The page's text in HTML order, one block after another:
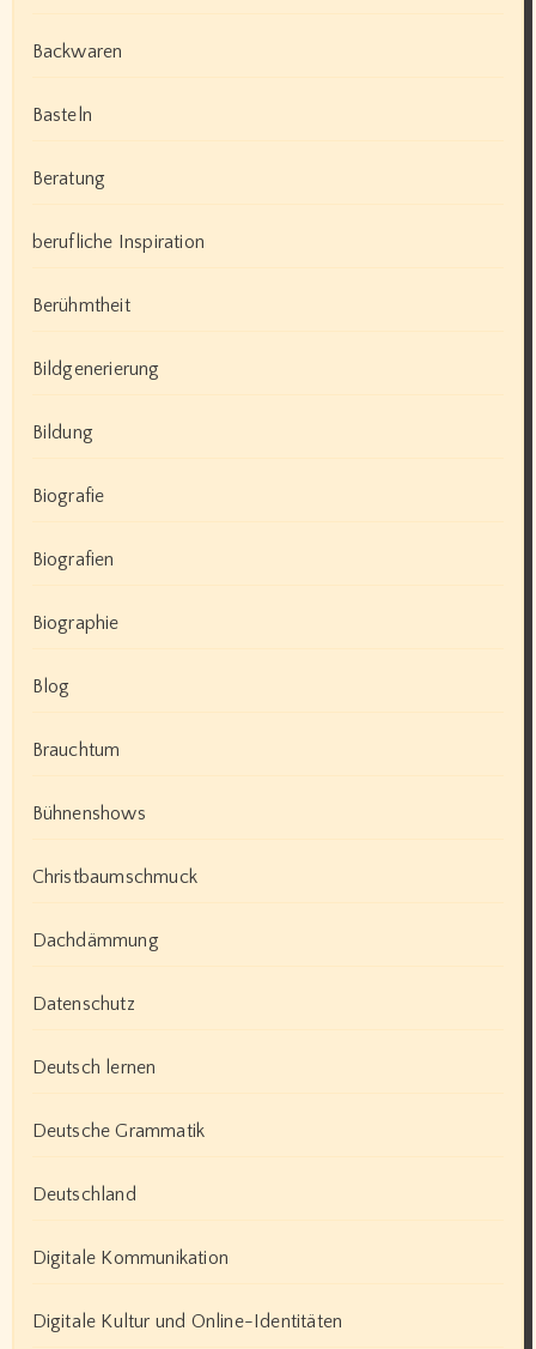
Backwaren
Basteln
Beratung
berufliche Inspiration
Berühmtheit
Bildgenerierung
Bildung
Biografie
Biografien
Biographie
Blog
Brauchtum
Bühnenshows
Christbaumschmuck
Dachdämmung
Datenschutz
Deutsch lernen
Deutsche Grammatik
Deutschland
Digitale Kommunikation
Digitale Kultur und Online-Identitäten